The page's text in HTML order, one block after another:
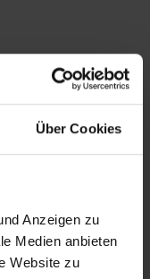
Über Cookies
Anzeigen zu
Medien anbieten
Website zu